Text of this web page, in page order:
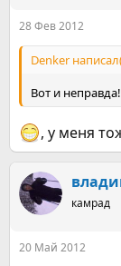
28 Фев 2012
Denker
Вот и
, у меня
камрад
20 Май 2012